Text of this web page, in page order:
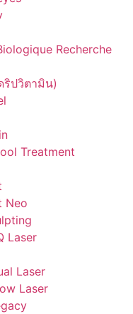
Recherche
ริปวิตามิน)
Treatment
Neo
Laser
Laser
Laser